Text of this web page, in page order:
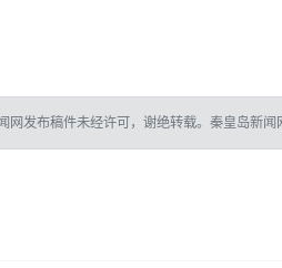
网发布稿件未经许可，谢绝转载。秦皇岛新闻